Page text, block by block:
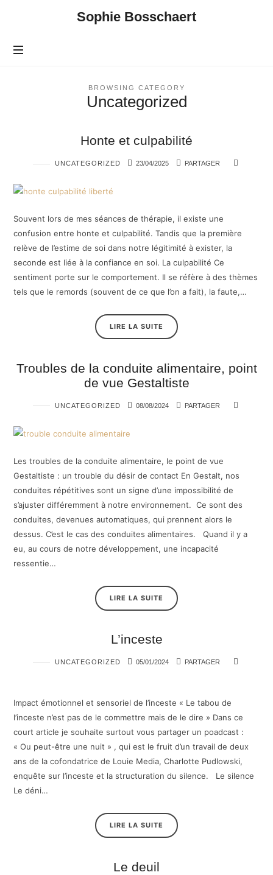
Sophie
Bosschaert
Sophie Bosschaert
BROWSING CATEGORY
Uncategorized
Honte et culpabilité
UNCATEGORIZED 23/04/2025 PARTAGER
Souvent lors de mes séances de thérapie, il existe une
confusion entre honte et culpabilité. Tandis que la première
relève de l’estime de soi dans notre légitimité à exister, la
seconde est liée à la confiance en soi. La culpabilité Ce
sentiment porte sur le comportement. Il se réfère à des thèmes
tels que le remords (souvent de ce que l’on a fait), la faute,…
LIRE LA SUITE
Troubles de la conduite alimentaire, point
de vue Gestaltiste
UNCATEGORIZED 08/08/2024 PARTAGER
Les troubles de la conduite alimentaire, le point de vue
Gestaltiste : un trouble du désir de contact En Gestalt, nos
conduites répétitives sont un signe d’une impossibilité de
s’ajuster différemment à notre environnement. Ce sont des
conduites, devenues automatiques, qui prennent alors le
dessus. C’est le cas des conduites alimentaires. Quand il y a
eu, au cours de notre développement, une incapacité
ressentie…
LIRE LA SUITE
L’inceste
UNCATEGORIZED 05/01/2024 PARTAGER
Impact émotionnel et sensoriel de l’inceste « Le tabou de
l’inceste n’est pas de le commettre mais de le dire » Dans ce
court article je souhaite surtout vous partager un poadcast :
« Ou peut-être une nuit » , qui est le fruit d’un travail de deux
ans de la cofondatrice de Louie Media, Charlotte Pudlowski,
enquête sur l’inceste et la structuration du silence. Le silence
Le déni…
LIRE LA SUITE
Le deuil